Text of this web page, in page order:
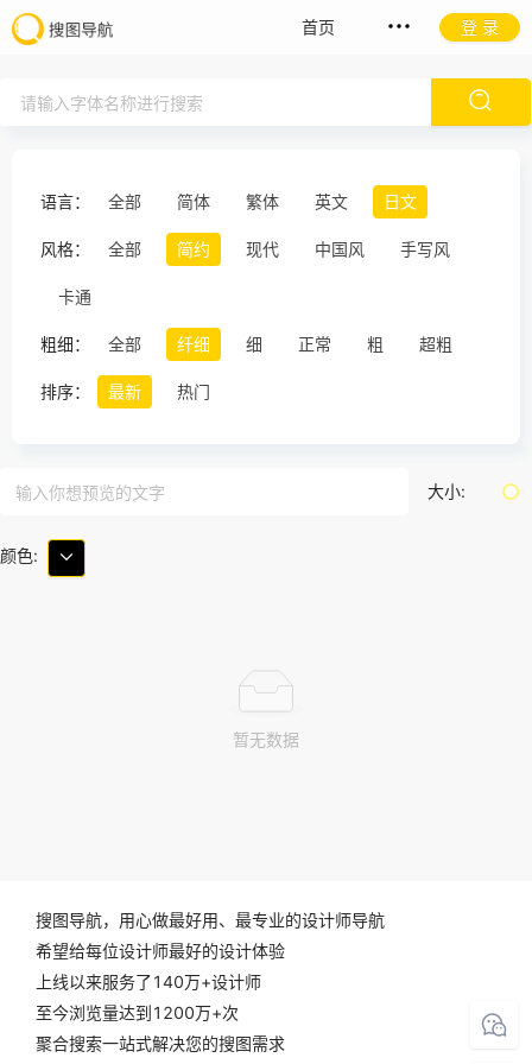
首页 登 录
语言： 全部 简体 繁体 英文 日文
风格： 全部 简约 现代 中国风 手写风
卡通
粗细： 全部 纤细 细 正常 粗 超粗
排序： 最新 热门
大小:
颜色:
暂无数据
搜图导航，用心做最好用、最专业的设计师导航
希望给每位设计师最好的设计体验
上线以来服务了140万+设计师
至今浏览量达到1200万+次
聚合搜索一站式解决您的搜图需求